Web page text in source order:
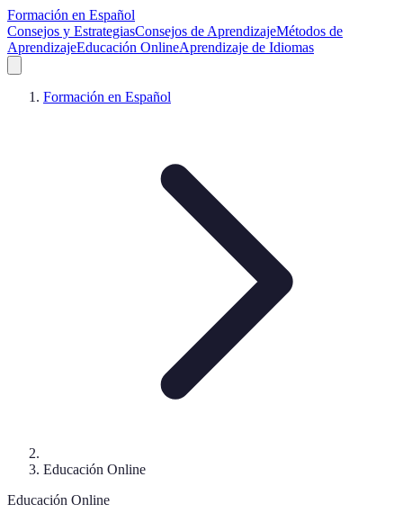
Formación en Español
Consejos y EstrategiasConsejos de AprendizajeMétodos de
AprendizajeEducación OnlineAprendizaje de Idiomas
Formación en Español
Educación Online
Educación Online